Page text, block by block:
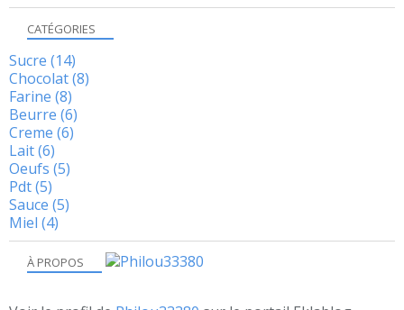
À PROPOS
CATÉGORIES
Sucre (14)
Chocolat(8)
Farine (8)
Beurre (6)
Creme (6)
Lait(6)
Oeufs (5)
Pdt(5)
Sauce (5)
Miel (4)